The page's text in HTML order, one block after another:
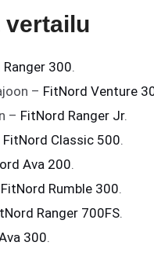
vertailu
300.
– FitNord Venture
– FitNord Ranger Jr.
FitNord Classic 500.
Ava 200.
FitNord Rumble 300.
Ranger 700FS.
300.